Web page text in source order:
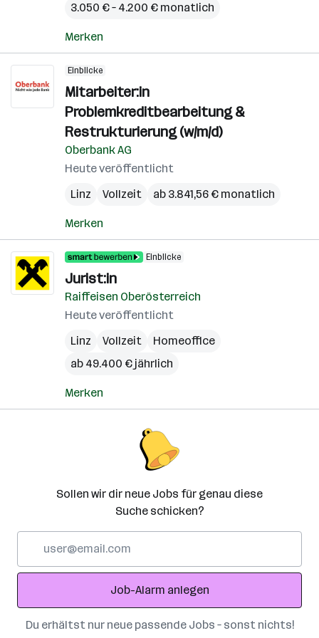
3.050 € – 4.200 € monatlich
Merken
Einblicke
Mitarbeiter:in
Problemkreditbearbeitung &
Restrukturierung (w/m/d)
Oberbank AG
Heute veröffentlicht
Linz
Vollzeit ab 3.841,56 € monatlich
Merken
Einblicke
Jurist:in
Raiffeisen Oberösterreich
Heute veröffentlicht
Linz
Vollzeit
Homeoffice
ab 49.400 € jährlich
Merken
Sollen wir dir neue Jobs für genau diese
Suche schicken?
Adresse
Job-Alarm anlegen
Du erhältst nur neue passende Jobs – sonst nichts!